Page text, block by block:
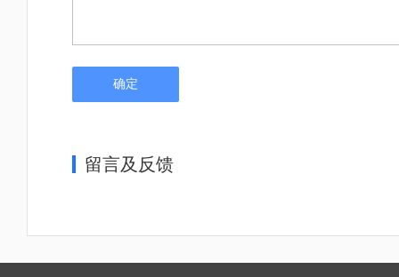
确定
留言及反馈